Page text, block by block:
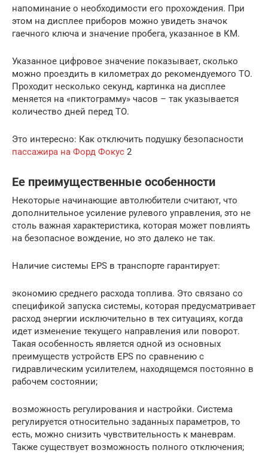
напоминание о необходимости его прохождения. При
этом на дисплее приборов можно увидеть значок
гаечного ключа и значение пробега, указанное в КМ.
Указанное цифровое значение показывает, сколько
можно проездить в километрах до рекомендуемого ТО.
Проходит несколько секунд, картинка на дисплее
меняется на «пиктограмму» часов – так указывается
количество дней перед ТО.
Это интересно: Как отключить подушку безопасности
пассажира на Форд Фокус 2
Ее преимущественные особенности
Некоторые начинающие автолюбители считают, что
дополнительное усиление рулевого управления, это не
столь важная характеристика, которая может повлиять
на безопасное вождение, но это далеко не так.
Наличие системы EPS в транспорте гарантирует:
экономию среднего расхода топлива. Это связано со
спецификой запуска системы, которая предусматривает
расход энергии исключительно в тех ситуациях, когда
идет изменение текущего направления или поворот.
Такая особенность является одной из основных
преимуществ устройств EPS по сравнению с
гидравлическим усилителем, находящемся постоянно в
рабочем состоянии;
возможность регулирования и настройки. Система
регулируется относительно заданных параметров, то
есть, можно снизить чувствительность к маневрам.
Также существует возможность полного отключения;